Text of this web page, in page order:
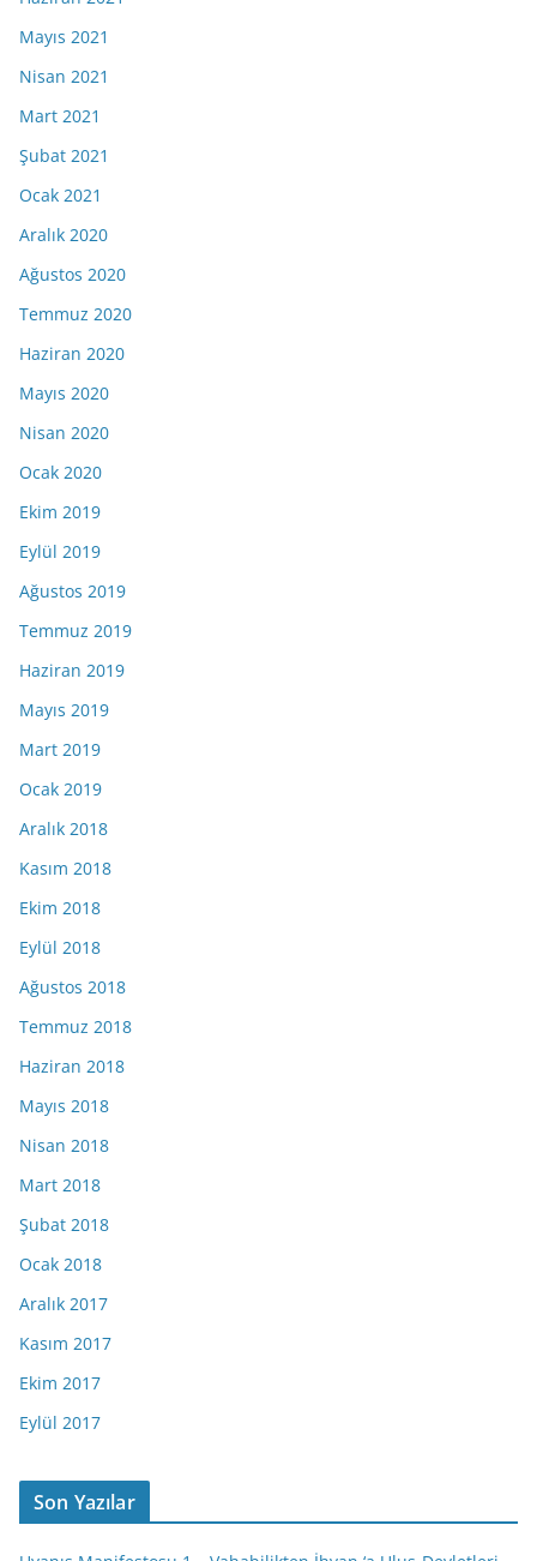
Mayıs 2021
Nisan 2021
Mart 2021
Şubat 2021
Ocak 2021
Aralık 2020
Ağustos 2020
Temmuz 2020
Haziran 2020
Mayıs 2020
Nisan 2020
Ocak 2020
Ekim 2019
Eylül 2019
Ağustos 2019
Temmuz 2019
Haziran 2019
Mayıs 2019
Mart 2019
Ocak 2019
Aralık 2018
Kasım 2018
Ekim 2018
Eylül 2018
Ağustos 2018
Temmuz 2018
Haziran 2018
Mayıs 2018
Nisan 2018
Mart 2018
Şubat 2018
Ocak 2018
Aralık 2017
Kasım 2017
Ekim 2017
Eylül 2017
Son Yazılar